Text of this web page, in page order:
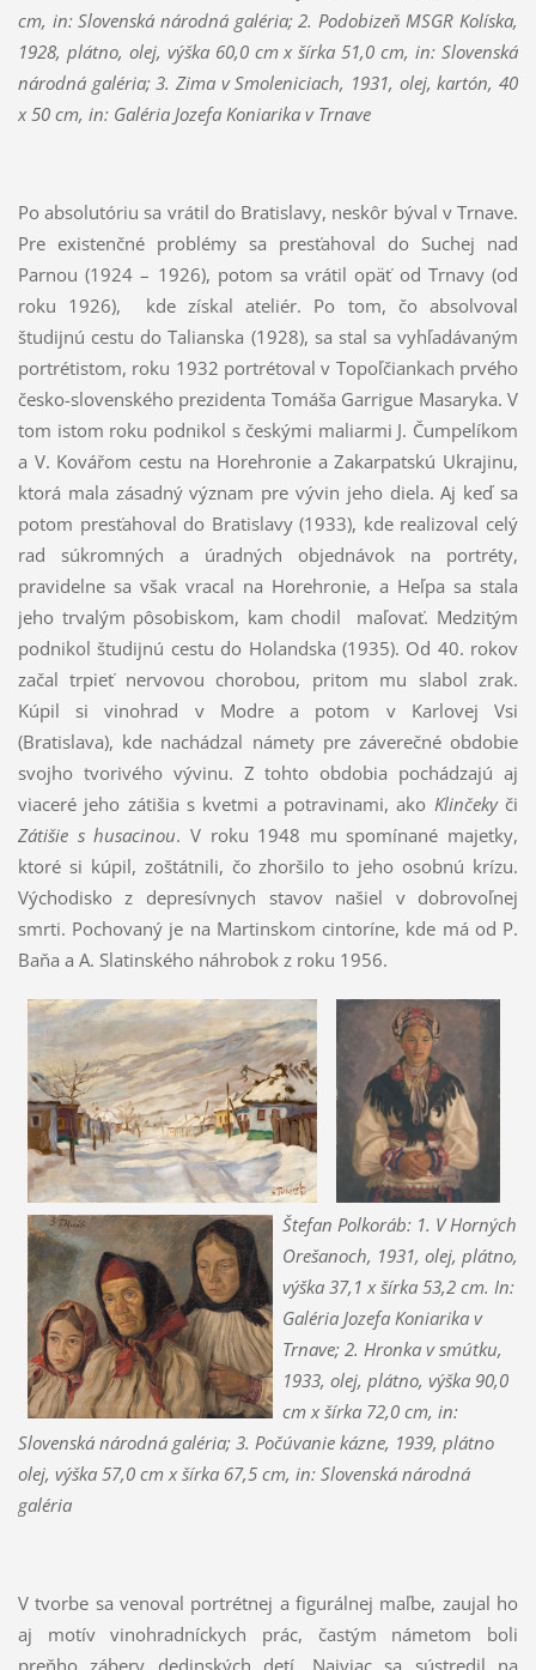
cm, in: Slovenská národná galéria;2. Podobizeň MSGR Kolíska,
1928, plátno, olej, výška 60,0 cm x šírka 51,0 cm,in: Slovenská
národná galéria; 3. Zima v Smoleniciach, 1931, olej, kartón, 40
x 50 cm, in: Galéria Jozefa Koniarika v Trnave
Po absolutóriu sa vrátil do Bratislavy, neskôr býval v Trnave.
Pre existenčné problémy sa presťahoval do Suchej nad
Parnou (1924 – 1926), potom sa vrátil opäť od Trnavy (od
roku 1926), kde získal ateliér. Po tom, čo absolvoval
študijnú cestu do Talianska (1928), sa stal sa vyhľadávaným
portrétistom, roku 1932 portrétoval v Topoľčiankach prvého
česko-slovenského prezidenta Tomáša Garrigue Masaryka. V
tom istom roku podnikol s českými maliarmi J. Čumpelíkom
a V. Kovářom cestu na Horehronie a Zakarpatskú Ukrajinu,
ktorá mala zásadný význam pre vývin jeho diela. Aj keď sa
potom presťahoval do Bratislavy (1933), kde realizoval celý
rad súkromných a úradných objednávok na portréty,
pravidelne sa však vracal na Horehronie, a Heľpa sa stala
jeho trvalým pôsobiskom, kam chodil maľovať. Medzitým
podnikol študijnú cestu do Holandska (1935). Od 40. rokov
začal trpieť nervovou chorobou, pritom mu slabol zrak.
Kúpil si vinohrad v Modre a potom v Karlovej Vsi
(Bratislava), kde nachádzal námety pre záverečné obdobie
svojho tvorivého vývinu. Z tohto obdobia pochádzajú aj
viaceré jeho zátišia s kvetmi a potravinami, ako Klinčekyči
Zátišie s husacinou. V roku 1948 mu spomínané majetky,
ktoré si kúpil, zoštátnili, čo zhoršilo to jeho osobnú krízu.
Východisko z depresívnych stavov našiel v dobrovoľnej
smrti. Pochovaný je na Martinskom cintoríne, kde má od P.
Baňa a A. Slatinského náhrobok z roku 1956.
Štefan Polkoráb: 1. V Horných
Orešanoch, 1931, olej, plátno,
výška 37,1 x šírka 53,2 cm. In:
Galéria Jozefa Koniarika v
Trnave; 2. Hronka v smútku,
1933, olej, plátno, výška 90,0
cm x šírka 72,0 cm, in:
Slovenská národná galéria; 3. Počúvanie kázne, 1939, plátno
olej, výška 57,0 cm x šírka 67,5 cm, in: Slovenská národná
galéria
V tvorbe sa venoval portrétnej a figurálnej maľbe, zaujal ho
aj motív vinohradníckych prác, častým námetom boli